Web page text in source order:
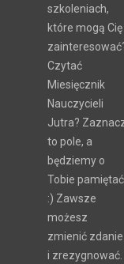
szkoleniach,
które mogą Cię
Czytać
Miesięcznik
Nauczycieli
Jutra?
to pole, a
będziemy o
Tobie pamiętać
:) Zawsze
możesz
zmienić zdanie
i zrezygnować.